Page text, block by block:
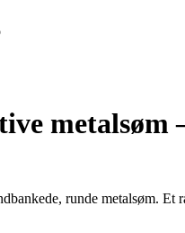
metalsøm
runde metalsøm. Et